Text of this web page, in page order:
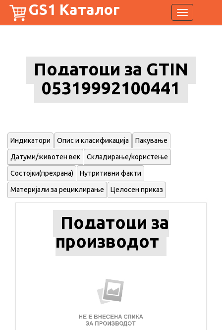
Toggle
navigation
GS1 Каталог
Податоци за GTIN
05319992100441
Индикатори Опис и класификација Пакување
Датуми/животен век Складирање/користење
Состојки(прехрана) Нутритивни факти
Материјали за рециклирање Целосен приказ
Податоци за
производот